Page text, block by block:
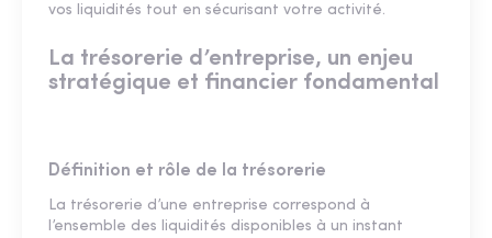
vos liquidités tout en sécurisant votre activité.
La trésorerie d’entreprise, un enjeu
stratégique et financier fondamental
Définition et rôle de la trésorerie
La trésorerie d’une entreprise correspond à
l’ensemble des liquidités disponibles à un instant